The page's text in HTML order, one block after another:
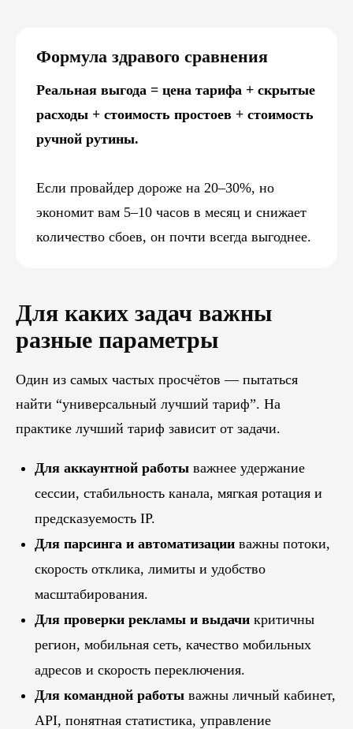
Формула здравого сравнения
Реальная выгода = цена тарифа + скрытые
расходы + стоимость простоев + стоимость
ручной рутины.
Если провайдер дороже на 20–30%, но
экономит вам 5–10 часов в месяц и снижает
количество сбоев, он почти всегда выгоднее.
Для каких задач важны
разные параметры
Один из самых частых просчётов — пытаться
найти “универсальный лучший тариф”. На
практике лучший тариф зависит от задачи.
Для аккаунтной работы важнее удержание
сессии, стабильность канала, мягкая ротация и
предсказуемость IP.
Для парсинга и автоматизации важны потоки,
скорость отклика, лимиты и удобство
масштабирования.
Для проверки рекламы и выдачи критичны
регион, мобильная сеть, качество мобильных
адресов и скорость переключения.
Для командной работы важны личный кабинет,
API, понятная статистика, управление